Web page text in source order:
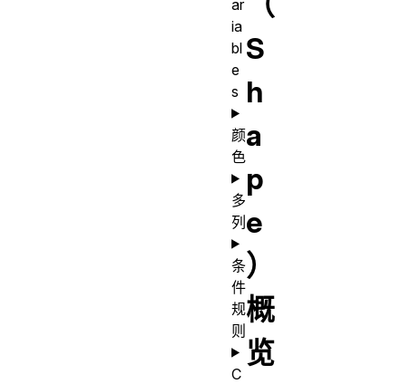
S
h
a
p
e
）
概
览
ar
ia
bl
e
s
颜
色
多
列
条
件
规
则
C